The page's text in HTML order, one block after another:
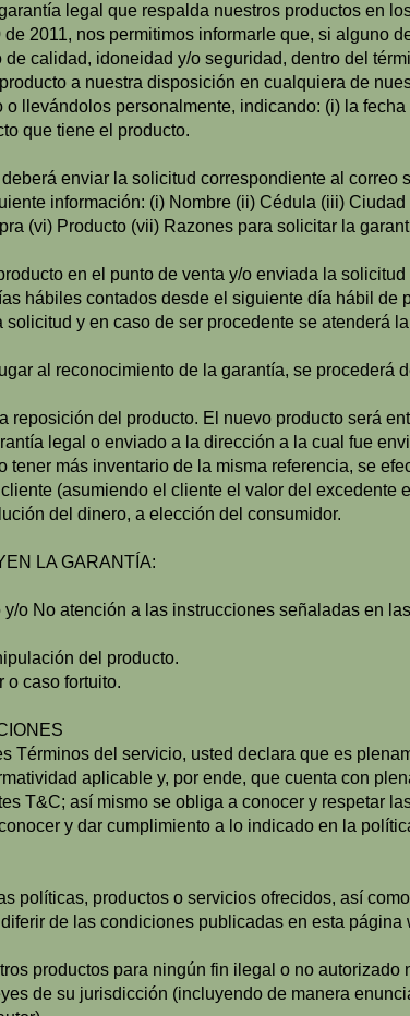
legal que respalda nuestros productos en
2011, nos permitimos informarle que, si alguno
de calidad, idoneidad y/o seguridad, dentro del
a nuestra disposición en cualquiera de
o llevándolos personalmente, indicando: (i) la
que tiene el producto.
enviar la solicitud correspondiente al correo
información: (i) Nombre (ii) Cédula (iii)
(vi) Producto (vii) Razones para solicitar la
en el punto de venta y/o enviada la
hábiles contados desde el siguiente día hábil de
solicitud y en caso de ser procedente se atenderá
al reconocimiento de la garantía, se procederá
del producto. El nuevo producto será
legal o enviado a la dirección a la cual fue
más inventario de la misma referencia, se
(asumiendo el cliente el valor del excedente
del dinero, a elección del consumidor.
LA GARANTÍA:
atención a las instrucciones señaladas en las
del producto.
fortuito.
Términos del servicio, usted declara que es
aplicable y, por ende, que cuenta con
T&C; así mismo se obliga a conocer y respetar
y dar cumplimiento a lo indicado en la
políticas, productos o servicios ofrecidos, así
de las condiciones publicadas en esta página
productos para ningún fin ilegal o no autorizado
de su jurisdicción (incluyendo de manera